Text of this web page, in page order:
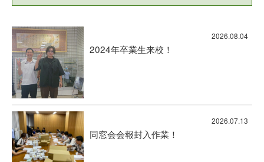
2026.08.04
2024年卒業生来校！
2026.07.13
同窓会会報封入作業！